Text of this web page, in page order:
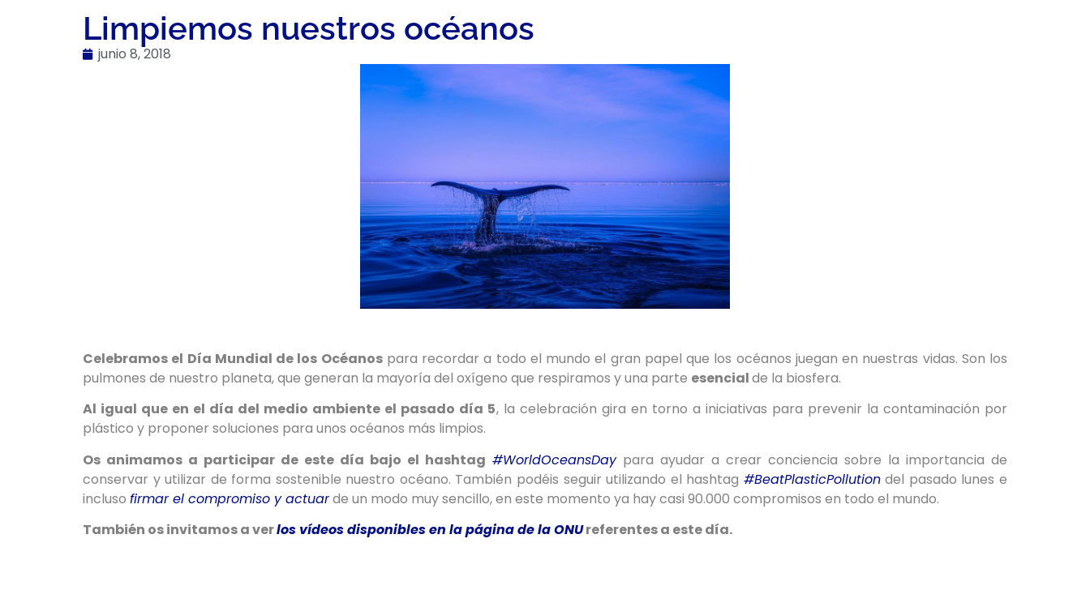
Limpiemos nuestros océanos
junio 8, 2018
Celebramos el Día Mundial de los Océanospara recordar a todo el mundo el gran papel que los océanos juegan en nuestras vidas. Son los
pulmones de nuestro planeta, que generan la mayoría del oxígeno que respiramos y una parte esencialde la biosfera.
Al igual que en el día del medio ambiente el pasado día 5, la celebración gira en torno a iniciativas para prevenir la contaminación por
plástico y proponer soluciones para unos océanos más limpios.
Os animamos a participar de este día bajo el hashtag #WorldOceansDaypara ayudar a crear conciencia sobre la importancia de
conservar y utilizar de forma sostenible nuestro océano. También podéis seguir utilizando el hashtag #BeatPlasticPollutiondel pasado lunes e
incluso firmar el compromiso y actuarde un modo muy sencillo, en este momento ya hay casi 90.000 compromisos en todo el mundo.
También os invitamos a verlos vídeos disponibles en la página de la ONUreferentes a este día.